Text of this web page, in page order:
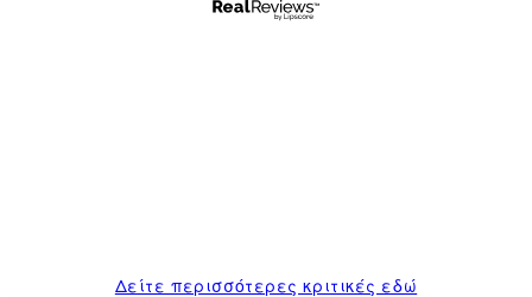
Δείτε περισσότερες κριτικές εδώ